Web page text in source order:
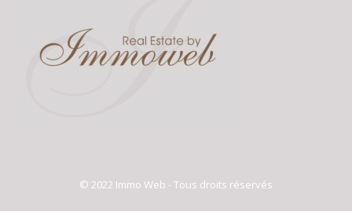
© 2022 Immo Web - Tous droits réservés